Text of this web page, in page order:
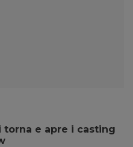
torna e apre i casting